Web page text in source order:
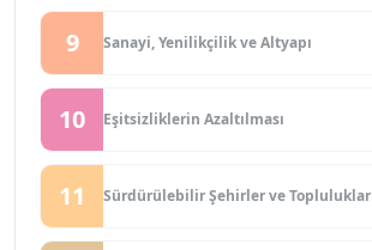
9 Sanayi, Yenilikçilik ve Altyapı
10 Eşitsizliklerin Azaltılması
11 Sürdürülebilir Şehirler ve Topluluklar